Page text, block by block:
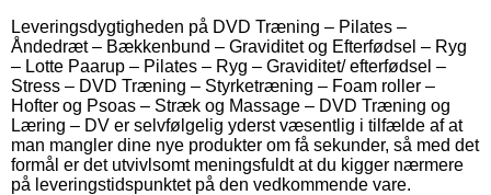
Leveringsdygtigheden på DVD Træning – Pilates –
Åndedræt – Bækkenbund – Graviditet og Efterfødsel – Ryg
– Lotte Paarup – Pilates – Ryg – Graviditet/ efterfødsel –
Stress – DVD Træning – Styrketræning – Foam roller –
Hofter og Psoas – Stræk og Massage – DVD Træning og
Læring – DV er selvfølgelig yderst væsentlig i tilfælde af at
man mangler dine nye produkter om få sekunder, så med det
formål er det utvivlsomt meningsfuldt at du kigger nærmere
på leveringstidspunktet på den vedkommende vare.